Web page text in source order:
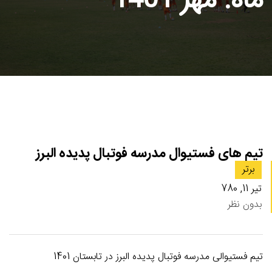
تیم های فستیوال مدرسه فوتبال پدیده البرز
برتر
تیر 11, 780
بدون نظر